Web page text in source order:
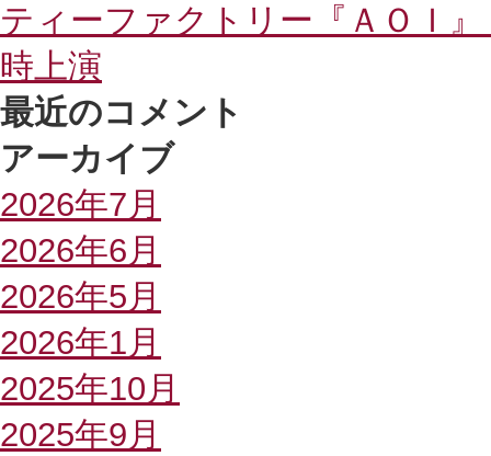
ティーファクトリー『ＡＯＩ
時上演
最近のコメント
アーカイブ
2026年7月
2026年6月
2026年5月
2026年1月
2025年10月
2025年9月